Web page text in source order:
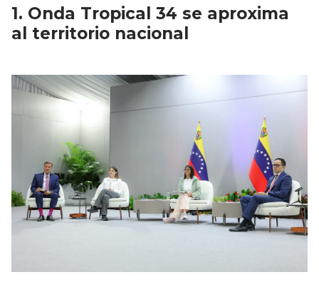
Onda Tropical 34 se aproxima
al territorio nacional